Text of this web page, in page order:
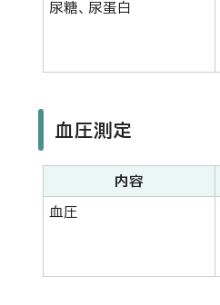
尿糖、尿蛋白
血圧測定
内容
血圧